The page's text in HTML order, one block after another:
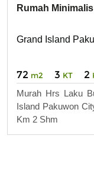
Rumah
Grand Island
72 m2 3 KT 2
Murah Hrs Laku
Island Pakuwon
Km 2 Shm